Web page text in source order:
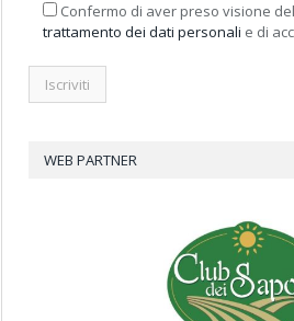
Confermo di aver preso visione
trattamento dei dati personali e di
WEB PARTNER